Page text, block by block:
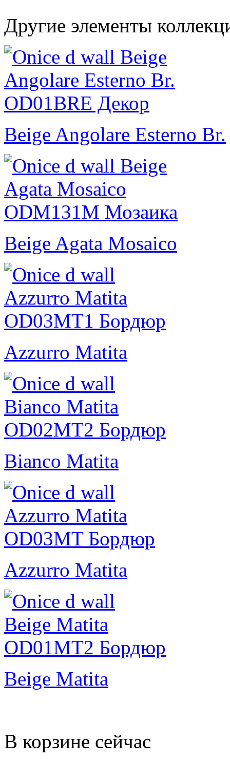
Другие элементы
Beige Angolare Esterno Br.
Beige Agata Mosaico
Azzurro Matita
Bianco Matita
Azzurro Matita
Beige Matita
В корзине сейчас